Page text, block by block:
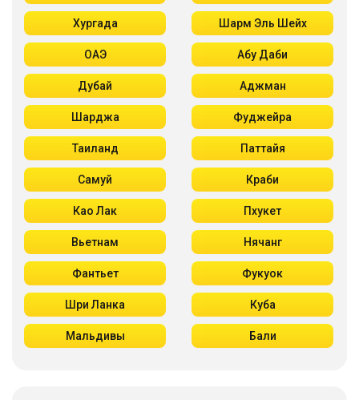
Хургада Шарм Эль Шейх
ОАЭ Абу Даби
Дубай Аджман
Шарджа Фуджейра
Таиланд Паттайя
Самуй Краби
Као Лак Пхукет
Вьетнам Нячанг
Фантьет Фукуок
Шри Ланка Куба
Мальдивы Бали